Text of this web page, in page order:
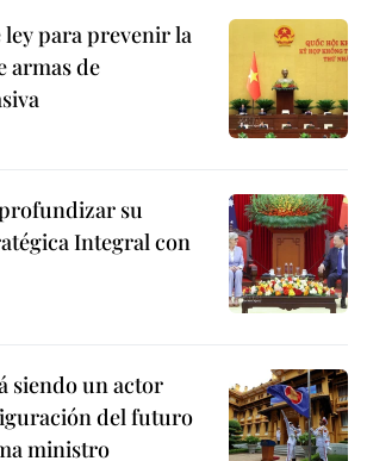
ley para prevenir la
armas de
su
Integral con
siendo un actor
del futuro
ministro